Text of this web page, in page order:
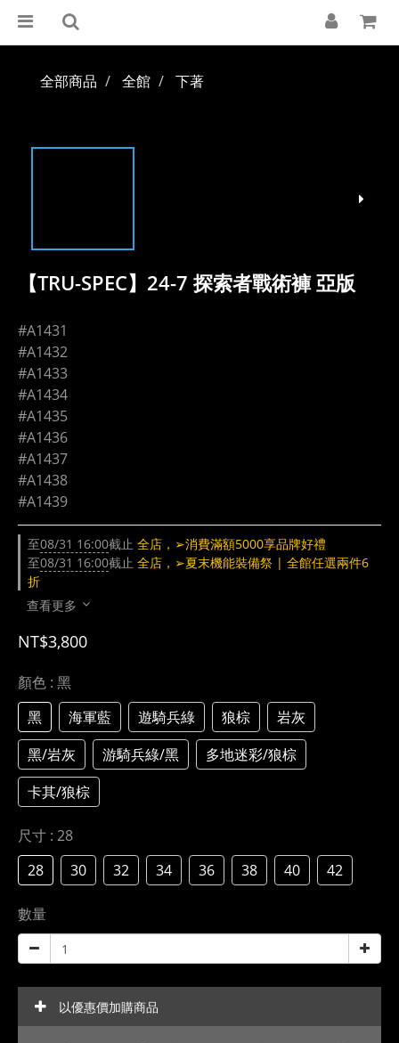
全部商品 全館 下著
【TRU-SPEC】24-7 探索者戰術褲 亞版
#A1431
#A1432
#A1433
#A1434
#A1435
#A1436
#A1437
#A1438
#A1439
至08/31 16:00截止 全店，➢消費滿額5000享品牌好禮
至08/31 16:00截止 全店，➢夏末機能裝備祭 | 全館任選兩件6
折
查看更多
NT$3,800
顏色 : 黑
黑
海軍藍 遊騎兵綠 狼棕
岩灰
黑/岩灰
游騎兵綠/黑
多地迷彩/狼棕
卡其/狼棕
尺寸 : 28
28
30 32 34 36 38 40 42
數量
以優惠價加購商品